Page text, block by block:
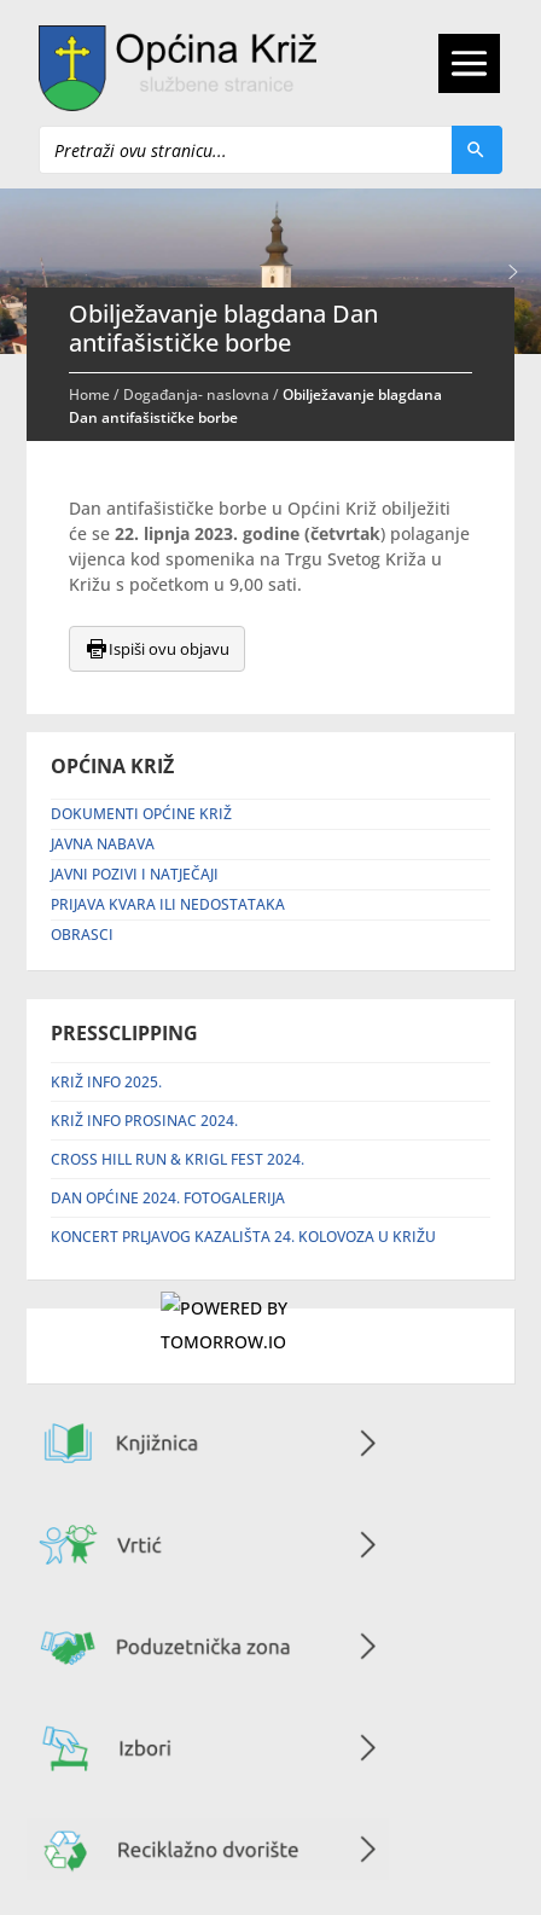
Pretraži
OPĆINA KRIŽ
DOKUMENTI OPĆINE KRIŽ
JAVNA NABAVA
JAVNI POZIVI I NATJEČAJI
PRIJAVA KVARA ILI NEDOSTATAKA
OBRASCI
PRESSCLIPPING
KRIŽ INFO 2025.
KRIŽ INFO PROSINAC 2024.
CROSS HILL RUN & KRIGL FEST 2024.
DAN OPĆINE 2024. FOTOGALERIJA
KONCERT PRLJAVOG KAZALIŠTA 24. KOLOVOZA U KRIŽU
Obilježavanje blagdana Dan
antifašističke borbe
Home/ Događanja- naslovna /Obilježavanje blagdana
Dan antifašističke borbe
Dan antifašističke borbe u Općini Križ obilježiti
će se22. lipnja 2023. godine (četvrtak) polaganje
vijenca kod spomenika na Trgu Svetog Križa u
Križu s početkom u 9,00 sati.
Ispiši ovu objavu